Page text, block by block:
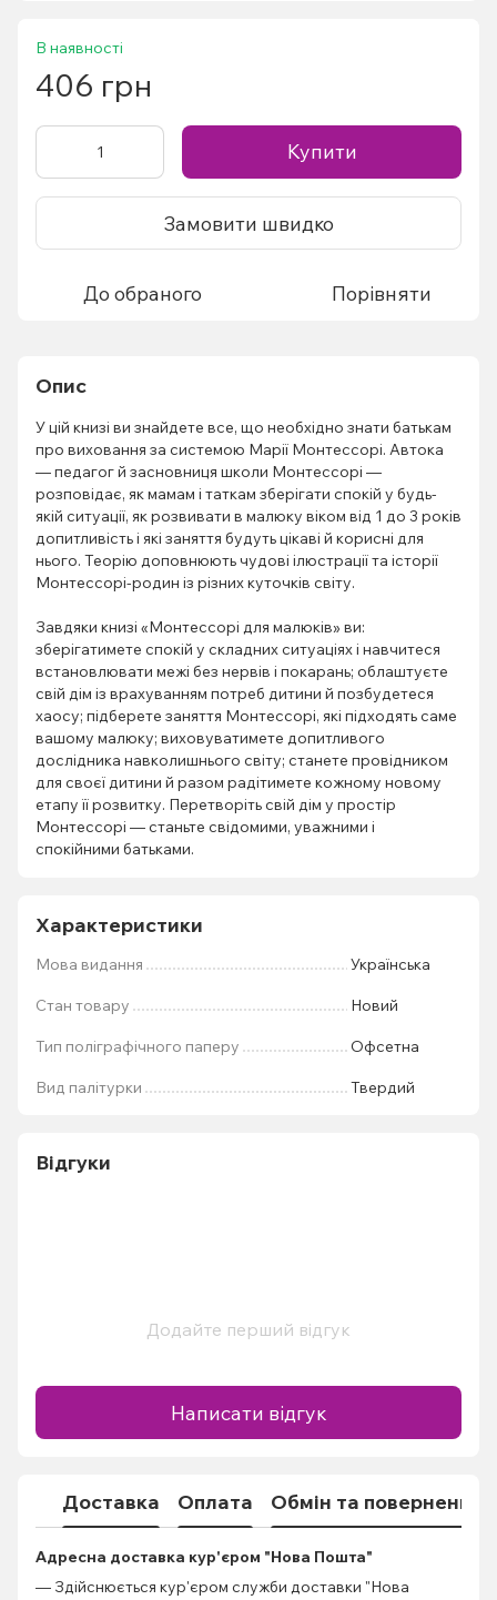
В наявності
406 грн
Купити
Замовити швидко
До обраного Порівняти
Опис
У цій книзі ви знайдете все, що необхідно знати батькам
про виховання за системою Марії Монтессорі. Автока
— педагог й засновниця школи Монтессорі —
розповідає, як мамам і таткам зберігати спокій у будь-
якій ситуації, як розвивати в малюку віком від 1 до 3 років
допитливість і які заняття будуть цікаві й корисні для
нього. Теорію доповнюють чудові ілюстрації та історії
Монтессорі-родин із різних куточків світу.
Завдяки книзі «Монтессорі для малюків» ви:
зберігатимете спокій у складних ситуаціях і навчитеся
встановлювати межі без нервів і покарань; облаштуєте
свій дім із врахуванням потреб дитини й позбудетеся
хаосу; підберете заняття Монтессорі, які підходять саме
вашому малюку; виховуватимете допитливого
дослідника навколишнього світу; станете провідником
для своєї дитини й разом радітимете кожному новому
етапу її розвитку. Перетворіть свій дім у простір
Монтессорі — станьте свідомими, уважними і
спокійними батьками.
Характеристики
Мова видання Українська
Стан товару Новий
Тип поліграфічного паперу Офсетна
Вид палітурки Твердий
Відгуки
Додайте перший відгук
Написати відгук
Доставка Оплата Обмін та повернення
Адресна доставка кур'єром "Нова Пошта"
— Здійснюється кур'єром служби доставки "Нова